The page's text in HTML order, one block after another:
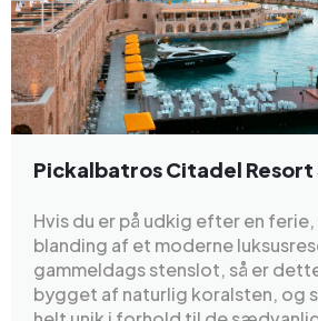
Pickalbatros Citadel Resort
Hvis du er på udkig efter en
blanding af et moderne
gammeldags stenslot, så er
bygget af naturlig koralsten, og